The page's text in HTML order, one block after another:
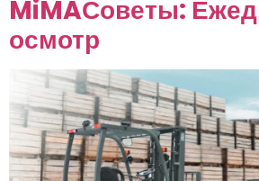
MiMAСоветы:
осмотр